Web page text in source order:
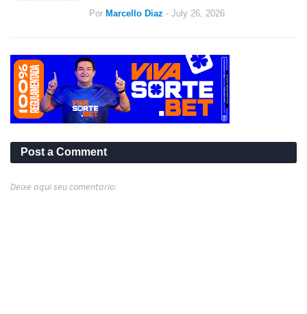
Por Marcello Diaz - July 26, 2026
Post a Comment
Deixe aqui seu comentario: